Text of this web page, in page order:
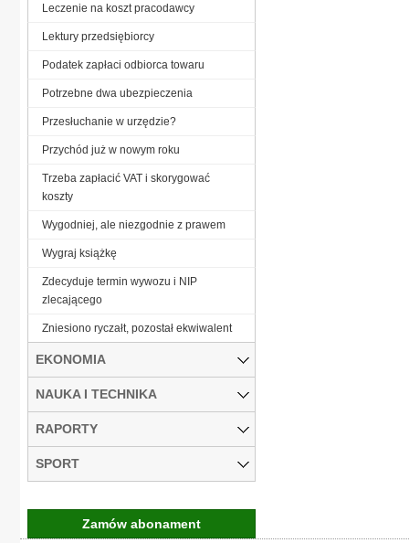
Leczenie na koszt pracodawcy
Lektury przedsiębiorcy
Podatek zapłaci odbiorca towaru
Potrzebne dwa ubezpieczenia
Przesłuchanie w urzędzie?
Przychód już w nowym roku
Trzeba zapłacić VAT i skorygować
koszty
Wygodniej, ale niezgodnie z prawem
Wygraj książkę
Zdecyduje termin wywozu i NIP
zlecającego
Zniesiono ryczałt, pozostał ekwiwalent
EKONOMIA
NAUKA I TECHNIKA
RAPORTY
SPORT
Zamów abonament